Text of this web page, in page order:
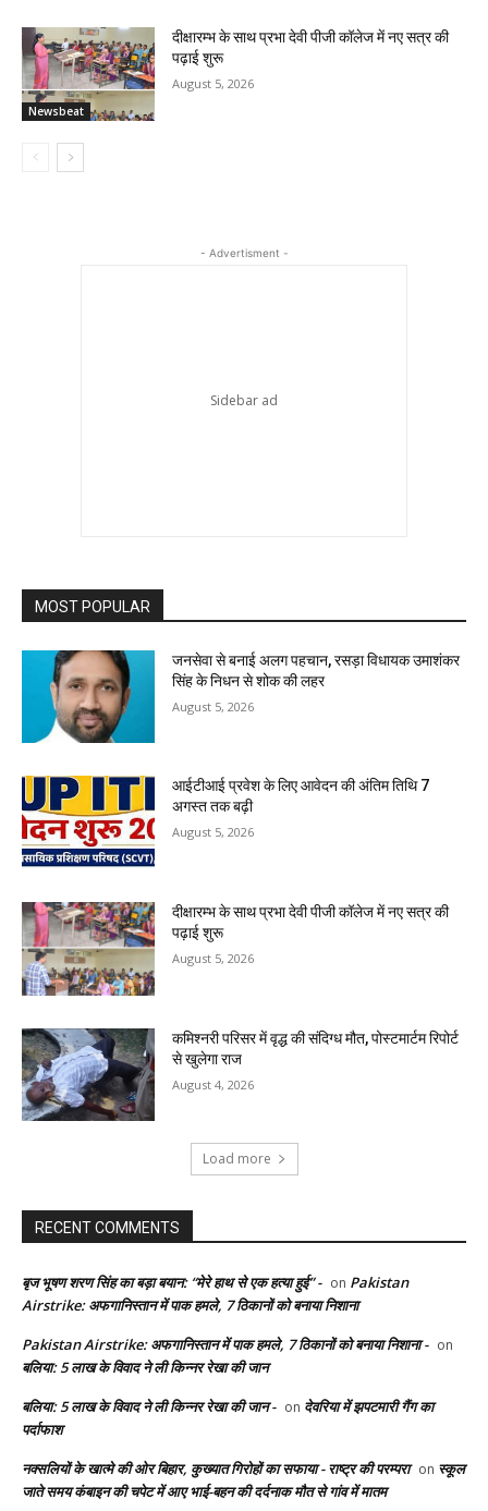
Newsbeat
दीक्षारम्भ के साथ प्रभा देवी पीजी कॉलेज में नए सत्र की
पढ़ाई शुरू
August 5, 2026
- Advertisment -
MOST POPULAR
जनसेवा से बनाई अलग पहचान, रसड़ा विधायक उमाशंकर
सिंह के निधन से शोक की लहर
August 5, 2026
आईटीआई प्रवेश के लिए आवेदन की अंतिम तिथि 7
अगस्त तक बढ़ी
August 5, 2026
दीक्षारम्भ के साथ प्रभा देवी पीजी कॉलेज में नए सत्र की
पढ़ाई शुरू
August 5, 2026
कमिश्नरी परिसर में वृद्ध की संदिग्ध मौत, पोस्टमार्टम रिपोर्ट
से खुलेगा राज
August 4, 2026
Load more
RECENT COMMENTS
बृज भूषण शरण सिंह का बड़ा बयान: “मेरे हाथ से एक हत्या हुई” - on Pakistan
Airstrike: अफगानिस्तान में पाक हमले, 7 ठिकानों को बनाया निशाना
Pakistan Airstrike: अफगानिस्तान में पाक हमले, 7 ठिकानों को बनाया निशाना - on
बलिया: 5 लाख के विवाद ने ली किन्नर रेखा की जान
बलिया: 5 लाख के विवाद ने ली किन्नर रेखा की जान - on देवरिया में झपटमारी गैंग का
पर्दाफाश
नक्सलियों के खात्मे की ओर बिहार, कुख्यात गिरोहों का सफाया - राष्ट्र की परम्परा on स्कूल
जाते समय कंबाइन की चपेट में आए भाई-बहन की दर्दनाक मौत से गांव में मातम